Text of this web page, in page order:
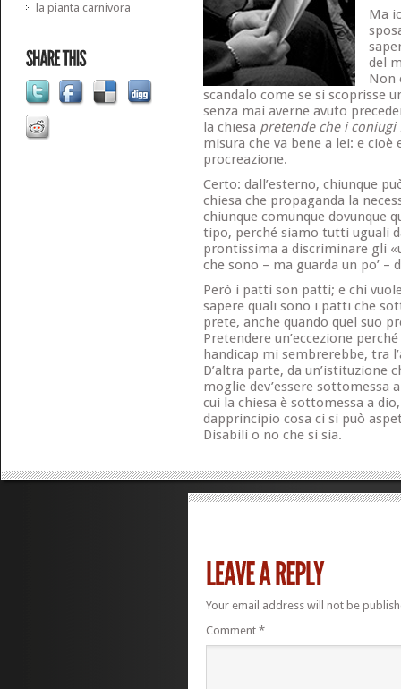
la pianta carnivora
Ma
del
Non
scandalo come se si scoprisse
senza mai averne avuto
la chiesa pretende che i coniugi
misura che va bene a lei: e cioè
procreazione.
Certo: dall’esterno, chiunque
chiesa che propaganda la
chiunque comunque dovunque
tipo, perché siamo tutti uguali
prontissima a discriminare gli
che sono – ma guarda un po’ –
Però i patti son patti; e chi
sapere quali sono i patti che
prete, anche quando quel suo
Pretendere un’eccezione
handicap mi sembrerebbe, tra
D’altra parte, da un’istituzione
moglie dev’essere sottomessa
cui la chiesa è sottomessa a
dapprincipio cosa ci si può
Disabili o no che si sia.
Your email address will not be
Comment *